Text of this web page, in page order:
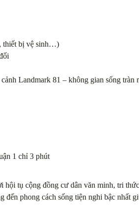
thiết bị vệ sinh…)
Landmark 81 – không gian sống tràn
1 chỉ 3 phút
hội tụ cộng đồng cư dân văn minh, tri
đến phong cách sống tiện nghi bậc nhất